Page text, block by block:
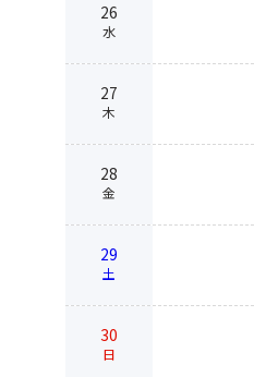
26
水
27
木
28
金
29
土
30
日